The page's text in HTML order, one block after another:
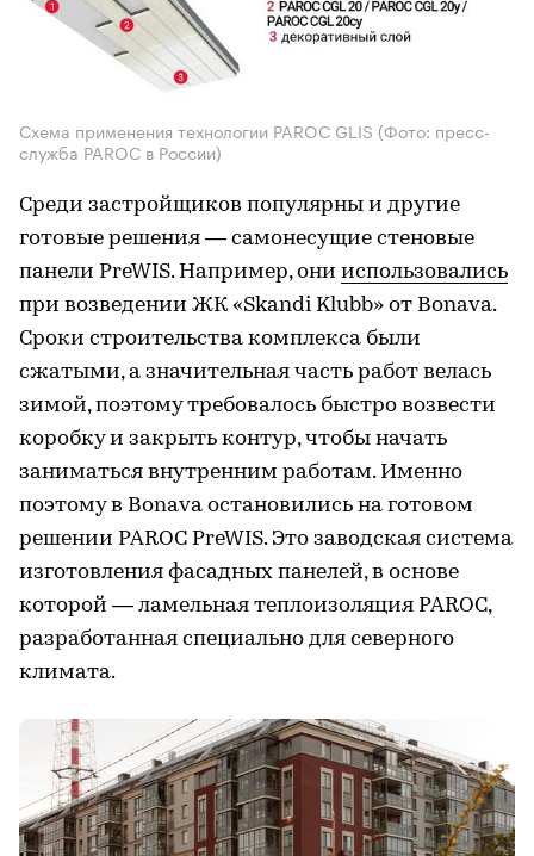
Схема применения технологии PAROC GLIS (Фото: пресс-
служба PAROC в России)
Среди застройщиков популярны и другие
готовые решения — самонесущие стеновые
панели PreWIS. Например, они использовались
при возведении ЖК «Skandi Klubb» от Bonava.
Сроки строительства комплекса были
сжатыми, а значительная часть работ велась
зимой, поэтому требовалось быстро возвести
коробку и закрыть контур, чтобы начать
заниматься внутренним работам. Именно
поэтому в Bonava остановились на готовом
решении PAROC PreWIS. Это заводская система
изготовления фасадных панелей, в основе
которой — ламельная теплоизоляция PAROC,
разработанная специально для северного
климата.